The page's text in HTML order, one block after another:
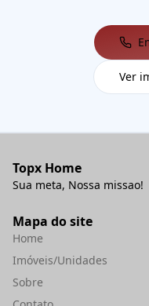
Ver
Topx Home
Sua meta, Nossa missao!
Mapa do site
Home
Imóveis/Unidades
Sobre